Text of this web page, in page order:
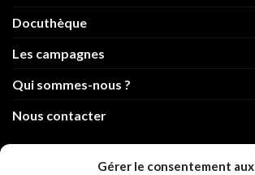
Gérer le consentement aux
Docuthèque
Les campagnes
Qui sommes-nous ?
Nous contacter
info@code-animal.com